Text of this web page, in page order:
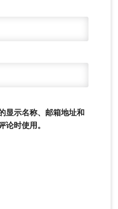
显示名称、邮箱地址和
论时使用。